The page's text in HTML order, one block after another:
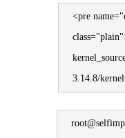
<pre
3.14.8/